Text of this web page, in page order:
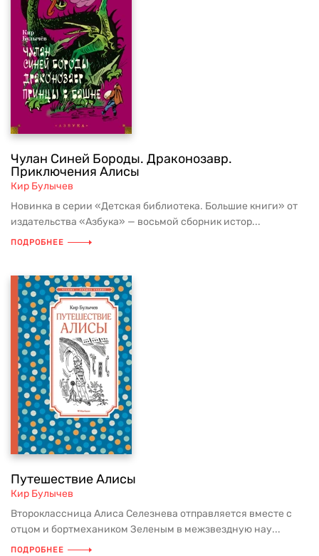
Чулан Синей Бороды. Драконозавр.
Приключения Алисы
Кир Булычев
Новинка в серии «Детская библиотека. Большие книги» от
издательства «Азбука» — восьмой сборник истор...
ПОДРОБНЕЕ
Путешествие Алисы
Кир Булычев
Второклассница Алиса Селезнева отправляется вместе с
отцом и бортмехаником Зеленым в межзвездную нау...
ПОДРОБНЕЕ